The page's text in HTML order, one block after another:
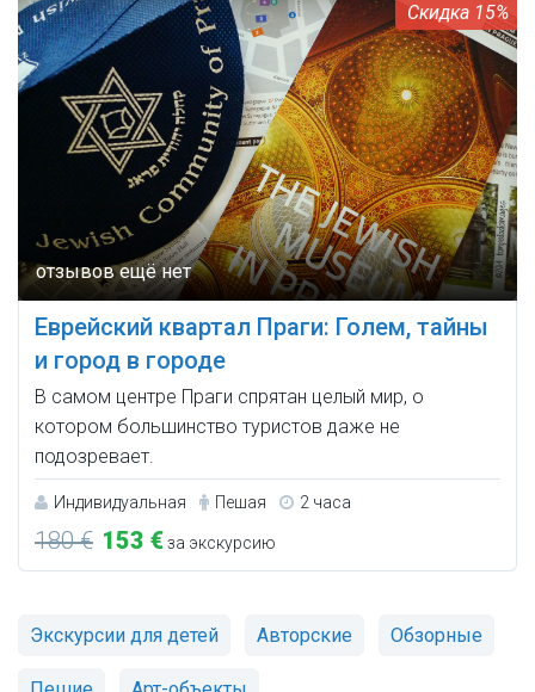
15%
Еврейский квартал Праги: Голем, тайны
и город в городе
В самом центре Праги спрятан целый мир, о
котором большинство туристов даже не
подозревает.
Индивидуальная Пешая 2 часа
180 € 153 €за экскурсию
Экскурсии для детей Авторские Обзорные